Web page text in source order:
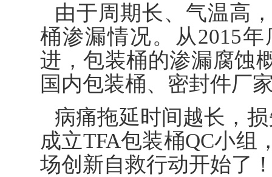
由于周期长、气温高
桶渗漏情况。从2015
进，包装桶的渗漏腐
国内包装桶、密封件
病痛拖延时间越长，
成立TFA包装桶QC小组
场创新自救行动开始了